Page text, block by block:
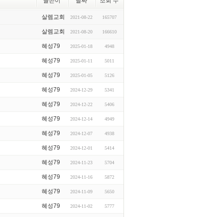
살렘교회 2021-08-22 165707
살렘교회 2021-08-20 166610
혜성79 2025-01-18 4948
혜성79 2025-01-11 5011
혜성79 2025-01-05 5126
혜성79 2024-12-29 5341
혜성79 2024-12-22 5406
혜성79 2024-12-14 4949
혜성79 2024-12-07 4938
혜성79 2024-12-01 5414
혜성79 2024-11-23 5704
혜성79 2024-11-16 5872
혜성79 2024-11-09 5650
혜성79 2024-11-02 5777